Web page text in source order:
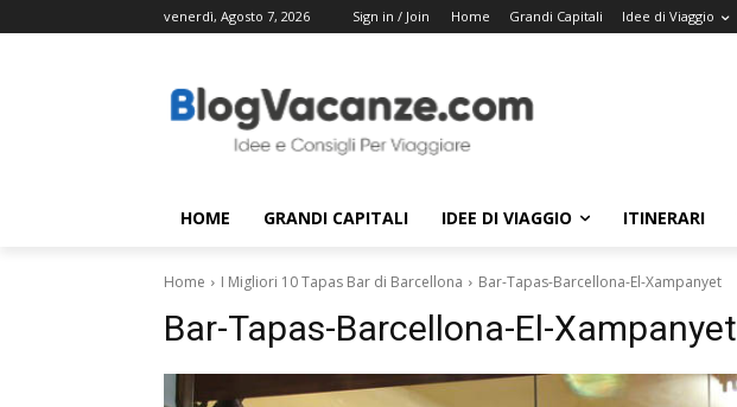
venerdì, Agosto 7, 2026 Sign in / Join Home Grandi Capitali Idee di Viaggio
HOME GRANDI CAPITALI IDEE DI VIAGGIO ITINERARI
Home I Migliori 10 Tapas Bar di Barcellona Bar-Tapas-Barcellona-El-Xampanyet
Bar-Tapas-Barcellona-El-Xampanyet